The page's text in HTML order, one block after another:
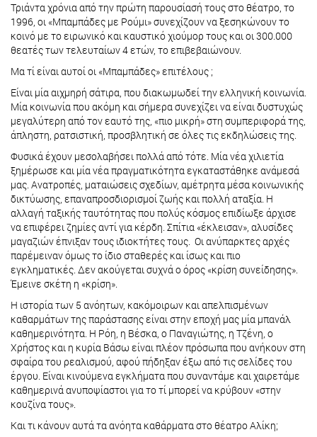
Τριάντα χρόνια από την πρώτη παρουσίασή τους στο θέατρο, το
1996, οι «Μπαμπάδες με Ρούμι» συνεχίζουν να ξεσηκώνουν το
κοινό με το ειρωνικό και καυστικό χιούμορ τους και οι 300.000
θεατές των τελευταίων 4 ετών, το επιβεβαιώνουν.
Μα τί είναι αυτοί οι «Μπαμπάδες» επιτέλους ;
Είναι μία αιχμηρή σάτιρα, που διακωμωδεί την ελληνική κοινωνία.
Μία κοινωνία που ακόμη και σήμερα συνεχίζει να είναι δυστυχώς
μεγαλύτερη από τον εαυτό της, «πιο μικρή» στη συμπεριφορά της,
άπληστη, ρατσιστική, προσβλητική σε όλες τις εκδηλώσεις της.
Φυσικά έχουν μεσολαβήσει πολλά από τότε. Μία νέα χιλιετία
ξημέρωσε και μία νέα πραγματικότητα εγκαταστάθηκε ανάμεσά
μας. Ανατροπές, ματαιώσεις σχεδίων, αμέτρητα μέσα κοινωνικής
δικτύωσης, επαναπροσδιορισμοί ζωής και πολλή αταξία. Η
αλλαγή ταξικής ταυτότητας που πολύς κόσμος επιδίωξε άρχισε
να επιφέρει ζημίες αντί για κέρδη. Σπίτια «έκλεισαν», αλυσίδες
μαγαζιών έπνιξαν τους ιδιοκτήτες τους. Οι ανύπαρκτες αρχές
παρέμειναν όμως το ίδιο σταθερές και ίσως και πιο
εγκληματικές. Δεν ακούγεται συχνά ο όρος «κρίση συνείδησης».
Έμεινε σκέτη η «κρίση».
Η ιστορία των 5 ανόητων, κακόμοιρων και απελπισμένων
καθαρμάτων της παράστασης είναι στην εποχή μας μία μπανάλ
καθημερινότητα. Η Ρόη, η Βέσκα, ο Παναγιώτης, η Τζένη, ο
Χρήστος και η κυρία Βάσω είναι πλέον πρόσωπα που ανήκουν στη
σφαίρα του ρεαλισμού, αφού πήδηξαν έξω από τις σελίδες του
έργου. Είναι κινούμενα εγκλήματα που συναντάμε και χαιρετάμε
καθημερινά ανυποψίαστοι για το τί μπορεί να κρύβουν «στην
κουζίνα τους».
Και τι κάνουν αυτά τα ανόητα καθάρματα στο θέατρο Αλίκη;